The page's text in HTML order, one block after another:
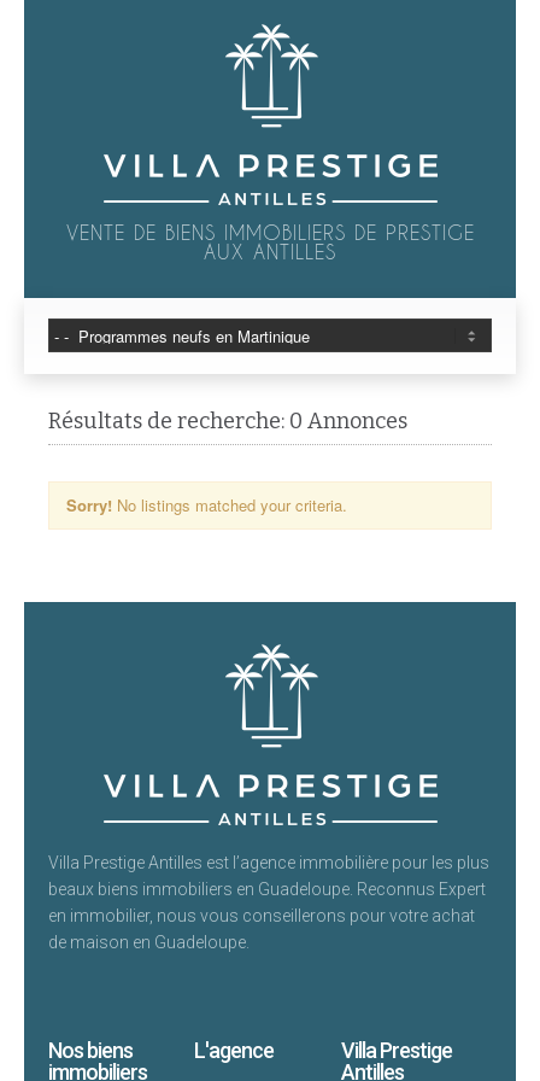
VENTE DE BIENS IMMOBILIERS DE PRESTIGE
AUX ANTILLES
Résultats de recherche: 0 Annonces
Sorry! No listings matched your criteria.
Villa Prestige Antilles est l’agence immobilière pour les plus
beaux biens immobiliers en Guadeloupe. Reconnus Expert
en immobilier, nous vous conseillerons pour votre achat
de maison en Guadeloupe.
Nos biens
immobiliers
L'agence
Villa Prestige
Antilles